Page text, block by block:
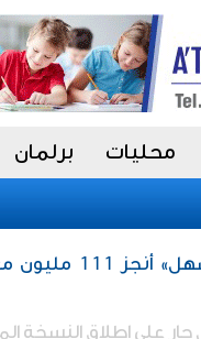
محليات برلمان
على إطلاق النسخة